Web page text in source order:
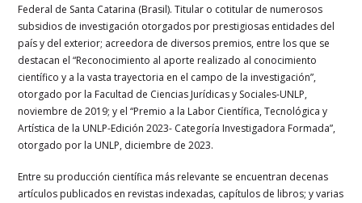
Federal de Santa Catarina (Brasil). Titular o cotitular de numerosos
subsidios de investigación otorgados por prestigiosas entidades del
país y del exterior; acreedora de diversos premios, entre los que se
destacan el “Reconocimiento al aporte realizado al conocimiento
científico y a la vasta trayectoria en el campo de la investigación”,
otorgado por la Facultad de Ciencias Jurídicas y Sociales-UNLP,
noviembre de 2019; y el “Premio a la Labor Científica, Tecnológica y
Artística de la UNLP-Edición 2023- Categoría Investigadora Formada”,
otorgado por la UNLP, diciembre de 2023.
Entre su producción científica más relevante se encuentran decenas
artículos publicados en revistas indexadas, capítulos de libros; y varias